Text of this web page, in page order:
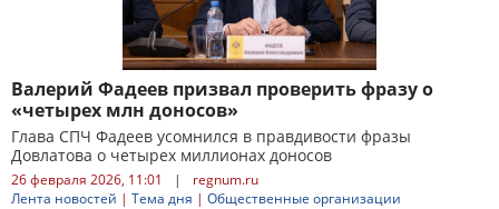
Валерий Фадеев призвал проверить фразу о
«четырех млн доносов»
Глава СПЧ Фадеев усомнился в правдивости фразы
Довлатова о четырех миллионах доносов
26 февраля 2026, 11:01 |
regnum.ru
Лента новостей | Тема дня | Общественные организации